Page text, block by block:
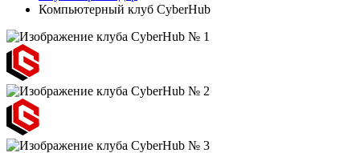
Компьютерный клуб CyberHub